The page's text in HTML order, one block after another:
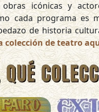
obras icónicas y
cada programa es
de historia
colección de teatro